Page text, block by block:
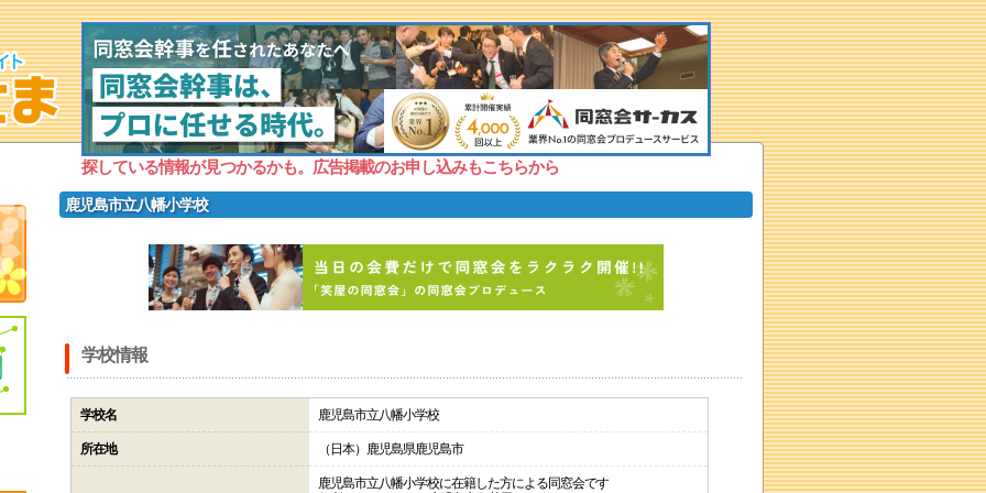
探している情報が見つかるかも。広告掲載のお申し込みもこちらから
鹿児島市立八幡小学校
学校情報
学校名 鹿児島市立八幡小学校
所在地 （日本）鹿児島県鹿児島市
鹿児島市立八幡小学校に在籍した方による同窓会です